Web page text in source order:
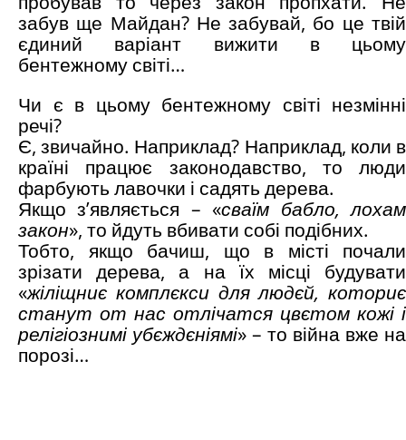
забув ще Майдан? Не забувай, бо це твій
єдиний варіант вижити в цьому
бентежному світі…
Чи є в цьому бентежному світі незмінні
речі?
Є, звичайно. Наприклад? Наприклад, коли в
країні працює законодавство, то люди
фарбують лавочки і садять дерева.
Якщо з’являється – «сваїм бабло, лохам
закон», то йдуть вбивати собі подібних.
Тобто, якщо бачиш, що в місті почали
зрізати дерева, а на їх місці будувати
«жіліщниє комплєкси для людєй, коториє
станут от нас отлічатся цвєтом кожі і
релігіознимі убєждєніямі» – то війна вже на
порозі…